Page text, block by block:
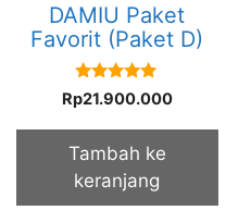
DAMIU Paket
Favorit (Paket D)
5.00
out of 5
Rp21.900.000
Tambah ke
keranjang